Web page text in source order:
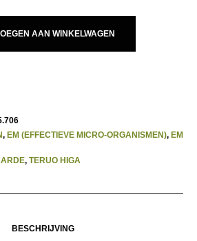
AAN WINKELWAGEN
, EM (EFFECTIEVE MICRO-ORGANISMEN), EM
, TERUO HIGA
BESCHRIJVING